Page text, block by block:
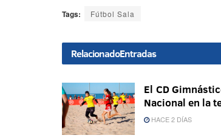
Tags: Fútbol Sala
RelacionadoEntradas
El CD
Nacional en la
HACE 2 DÍAS